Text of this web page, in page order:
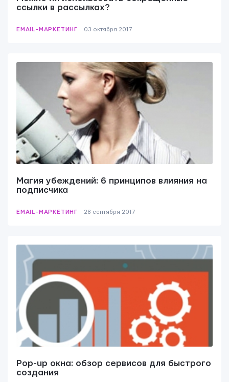
ссылки в рассылках?
EMAIL-МАРКЕТИНГ 03 октября 2017
Магия убеждений: 6 принципов влияния на
подписчика
EMAIL-МАРКЕТИНГ 28 сентября 2017
Pop-up окна: обзор сервисов для быстрого
создания